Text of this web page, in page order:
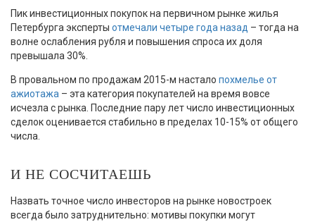
Пик инвестиционных покупок на первичном рынке жилья
Петербурга эксперты отмечали четыре года назад – тогда на
волне ослабления рубля и повышения спроса их доля
превышала 30%.
В провальном по продажам 2015-м настало похмелье от
ажиотажа – эта категория покупателей на время вовсе
исчезла с рынка. Последние пару лет число инвестиционных
сделок оценивается стабильно в пределах 10-15% от общего
числа.
И НЕ СОСЧИТАЕШЬ
Назвать точное число инвесторов на рынке новостроек
всегда было затруднительно: мотивы покупки могут